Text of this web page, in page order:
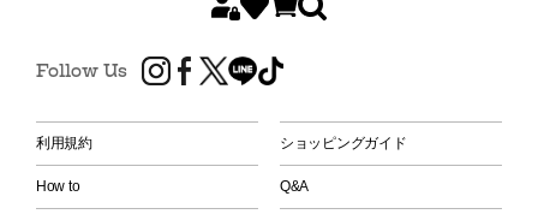
Follow Us
利用規約 ショッピングガイド
How to Q&A